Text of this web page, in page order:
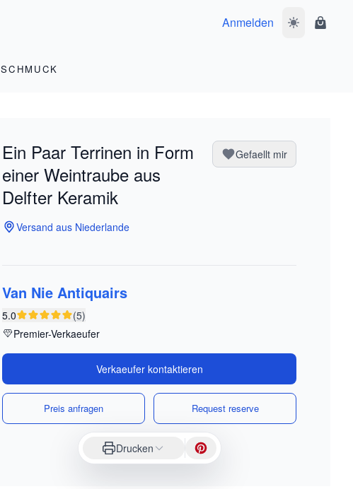
Anmelden
SCHMUCK
Ein Paar Terrinen in Form
einer Weintraube aus
Delfter Keramik
Gefaellt mir
Versand aus Niederlande
Van Nie Antiquairs
5.0
(5)
Premier-Verkaeufer
Verkaeufer kontaktieren
Preis anfragen Request reserve
Drucken